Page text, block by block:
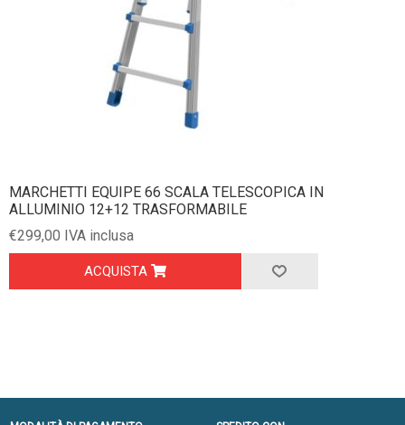
MARCHETTI EQUIPE 66 SCALA TELESCOPICA IN
ALLUMINIO 12+12 TRASFORMABILE
€299,00 IVA inclusa
ACQUISTA